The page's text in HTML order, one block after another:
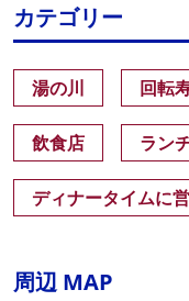
カテゴリー
湯の川 回転
飲食店 ラン
ディナータイムに
周辺 MAP